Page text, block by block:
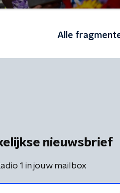
Alle
nieuwsbrief
1 in jouw mailbox